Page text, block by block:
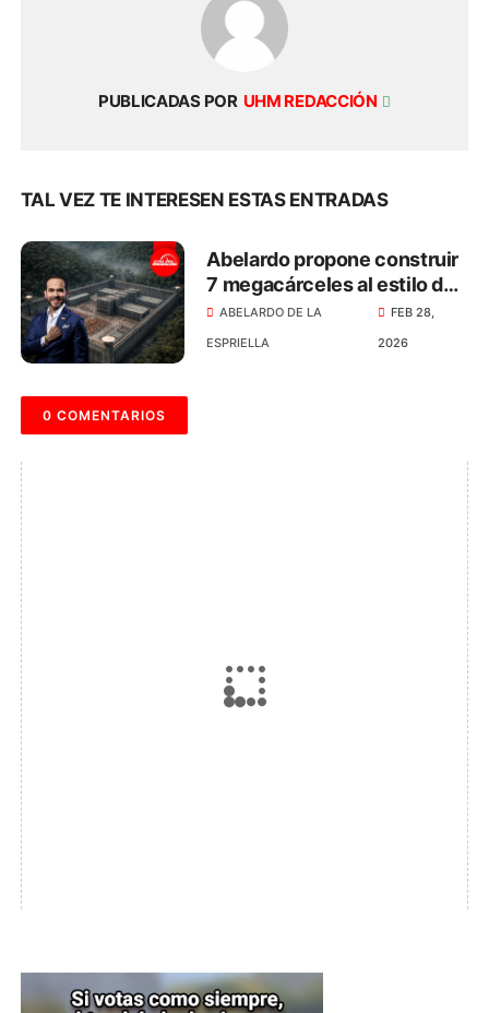
PUBLICADAS POR UHM REDACCIÓN
TAL VEZ TE INTERESEN ESTAS ENTRADAS
Abelardo propone construir
7 megacárceles al estilo de
Bukele en Colombia
ABELARDO DE LA
ESPRIELLA
FEB 28,
2026
0 COMENTARIOS